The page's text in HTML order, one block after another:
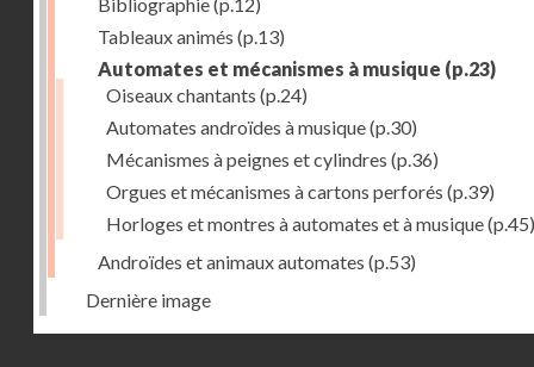
Tableaux animés (p.13)
Automates et mécanismes à musique (p.23)
Oiseaux chantants (p.24)
Automates androïdes à musique(p.30)
Mécanismes à peignes et cylindres (p.36)
Orgues et mécanismes à cartons perforés (p.39)
Horloges et montres à automates et à musique(p.45)
Androïdes et animaux automates (p.53)
Dernière image